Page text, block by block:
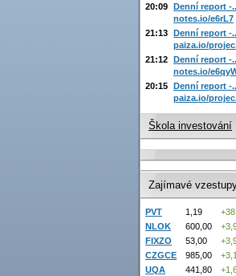
20:09 Denní report -
notes.io/e6rL7
21:13 Denní report -
paiza.io/
21:12 Denní report -
notes.io/
20:15 Denní report -
paiza.io/
Škola investování
Zajímavé
PVT 1,19
NLOK
600,00
FIXZO
53,00
CZGCE
985,00
UQA
441,80